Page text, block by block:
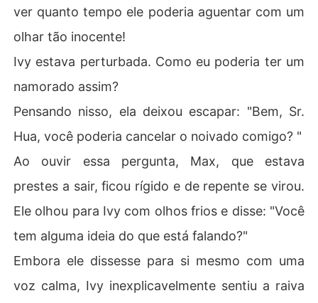
ver quanto tempo ele poderia aguentar com um
olhar tão inocente!
Ivy estava perturbada. Como eu poderia ter um
namorado assim?
Pensando nisso, ela deixou escapar: "Bem, Sr.
Hua, você poderia cancelar o noivado comigo? "
Ao ouvir essa pergunta, Max, que estava
prestes a sair, ficou rígido e de repente se virou.
Ele olhou para Ivy com olhos frios e disse: "Você
tem alguma ideia do que está falando?"
Embora ele dissesse para si mesmo com uma
voz calma, Ivy inexplicavelmente sentiu a raiva